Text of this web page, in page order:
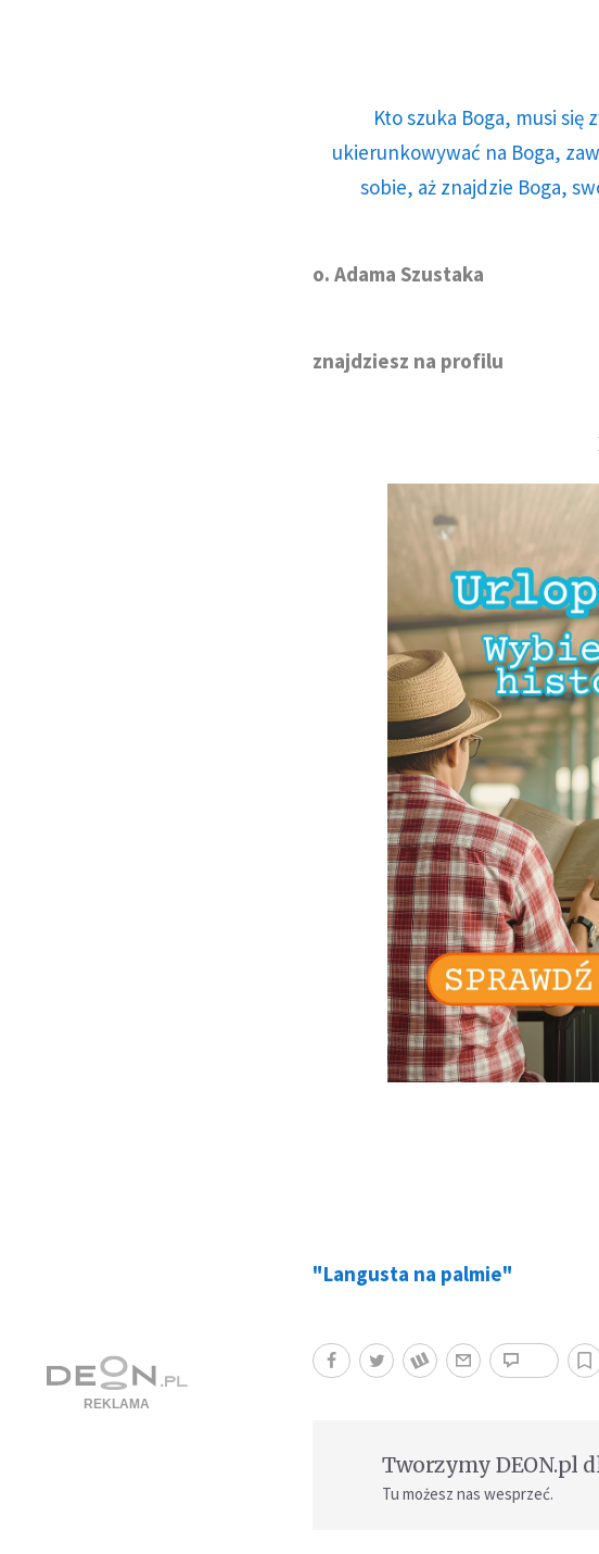
Kto szuka Boga, musi się
ukierunkowywać na Boga,
sobie, aż znajdzie Boga,
o. Adama Szustaka
znajdziesz na profilu
"Langusta na palmie"
Tworzymy DEON.pl
Tu możesz nas wesprzeć.